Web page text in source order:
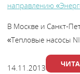
направлению
В Москве и Санкт-
«Тепловые насосы
14.11.2013